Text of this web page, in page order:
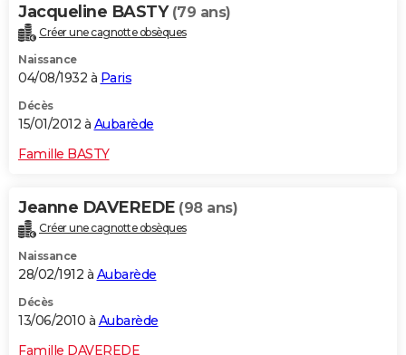
Jacqueline BASTY (79 ans)
Créer une cagnotte obsèques
Naissance
04/08/1932 à Paris
Décès
15/01/2012 à Aubarède
Famille BASTY
Jeanne DAVEREDE (98 ans)
Créer une cagnotte obsèques
Naissance
28/02/1912 à Aubarède
Décès
13/06/2010 à Aubarède
Famille DAVEREDE